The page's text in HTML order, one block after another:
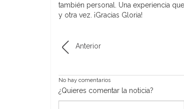
también personal. Una experiencia
y otra vez. ¡Gracias Gloria!
Anterior
No hay comentarios
¿Quieres comentar la noticia?